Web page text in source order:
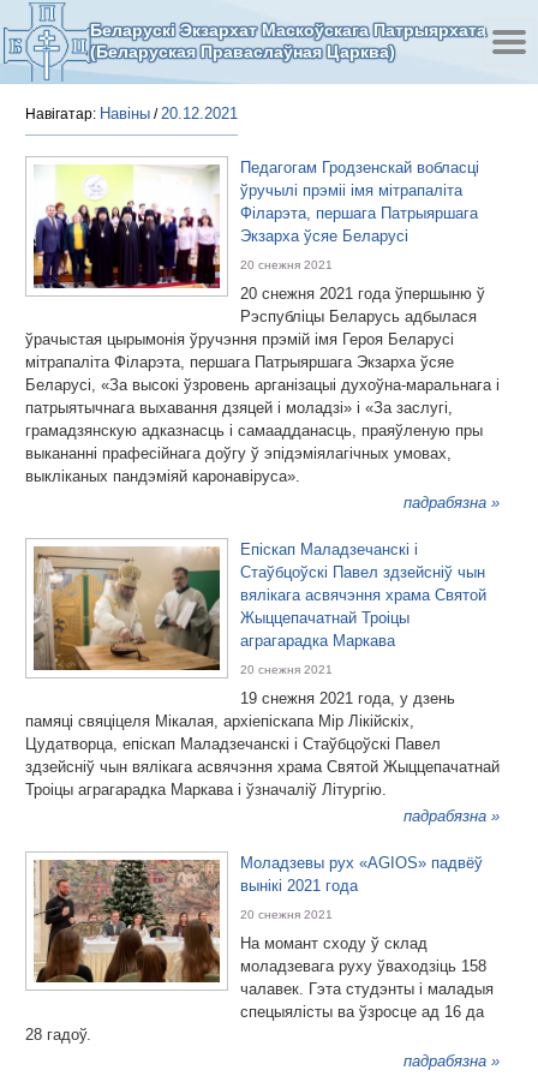
Беларускі Экзархат Маскоўскага Патрыярхата
(Беларуская Праваслаўная Царква)
Навігатар: Навіны /20.12.2021
Педагогам Гродзенскай вобласці
ўручылі прэміі імя мітрапаліта
Філарэта, першага Патрыяршага
Экзарха ўсяе Беларусі
20 снежня 2021
20 снежня 2021 года ўпершыню ў
Рэспубліцы Беларусь адбылася
ўрачыстая цырымонія ўручэння прэмій імя Героя Беларусі
мітрапаліта Філарэта, першага Патрыяршага Экзарха ўсяе
Беларусі, «За высокі ўзровень арганізацыі духоўна-маральнага і
патрыятычнага выхавання дзяцей і моладзі» і «За заслугі,
грамадзянскую адказнасць і самаадданасць, праяўленую пры
выкананні прафесійнага доўгу ў эпідэміялагічных умовах,
выкліканых пандэміяй каронавіруса».
падрабязна »
Епіскап Маладзечанскі і
Стаўбцоўскі Павел здзейсніў чын
вялікага асвячэння храма Святой
Жыццепачатнай Троіцы
аграгарадка Маркава
20 снежня 2021
19 снежня 2021 года, у дзень
памяці свяціцеля Мікалая, архіепіскапа Мір Лікійскіх,
Цудатворца, епіскап Маладзечанскі і Стаўбцоўскі Павел
здзейсніў чын вялікага асвячэння храма Святой Жыццепачатнай
Троіцы аграгарадка Маркава і ўзначаліў Літургію.
падрабязна »
Моладзевы рух «AGIOS» падвёў
вынікі 2021 года
20 снежня 2021
На момант сходу ў склад
моладзевага руху ўваходзіць 158
чалавек. Гэта студэнты і маладыя
спецыялісты ва ўзросце ад 16 да
28 гадоў.
падрабязна »